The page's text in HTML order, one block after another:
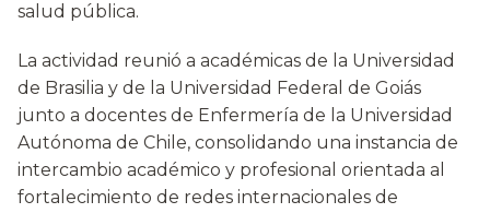
salud pública.
La actividad reunió a académicas de la Universidad
de Brasilia y de la Universidad Federal de Goiás
junto a docentes de Enfermería de la Universidad
Autónoma de Chile, consolidando una instancia de
intercambio académico y profesional orientada al
fortalecimiento de redes internacionales de